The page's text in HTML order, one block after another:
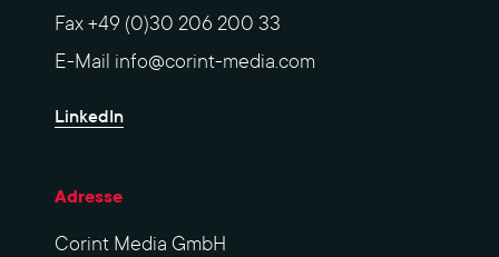
Fax+49 (0)30 206 200 33
E-Mail info@corint-media.com
LinkedIn
Adresse
Corint Media GmbH